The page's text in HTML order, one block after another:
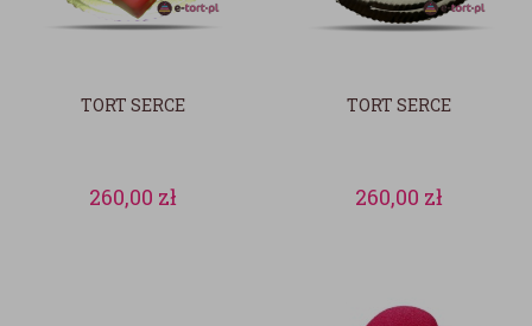
TORT SERCE
260,00 zł
TORT SERCE
260,00 zł